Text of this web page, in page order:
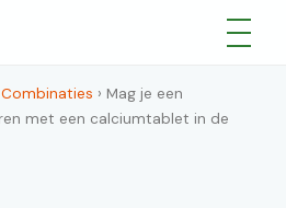
› Mag je een
met een calciumtablet in de